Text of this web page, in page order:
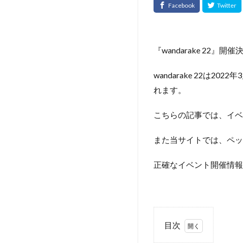
『wandarake 22』開催決
wandarake 22は2022年
れます。
こちらの記事では、イ
また当サイトでは、ペ
正確なイベント開催情
目次